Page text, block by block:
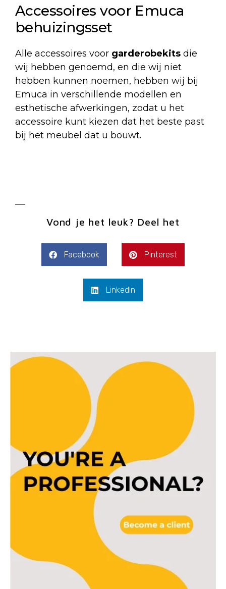
Accessoires voor Emuca
behuizingsset
Alle accessoires voor garderobekits die
wij hebben genoemd, en die wij niet
hebben kunnen noemen, hebben wij bij
Emuca in verschillende modellen en
esthetische afwerkingen, zodat u het
accessoire kunt kiezen dat het beste past
bij het meubel dat u bouwt.
Vond je het leuk? Deel het
Facebook Pinterest
LinkedIn